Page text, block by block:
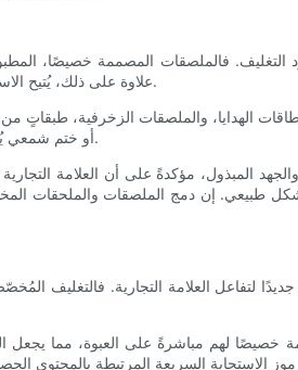
التغليف. فالملصقات المصممة خصيصًا،
علاوة على ذلك، يُتيح الاستخدام المُحكم للملصقات عرض معلومات مهمة بطريقة جذابة وسهلة الفهم دون إفساد التصميم.
الهدايا، والملصقات الزخرفية،
أو ختم شمعي يُشير إلى التقاليد والجودة أن يُحسّن تجربة فتح التغليف، مع انسجامه مع شخصية العلامة التجارية.
المبذول، مؤكدةً على أن العلامة
طبيعي. إن دمج الملصقات والملحقات
لتفاعل العلامة التجارية. فالتغليف
لهم مباشرةً على العبوة، مما يجعل